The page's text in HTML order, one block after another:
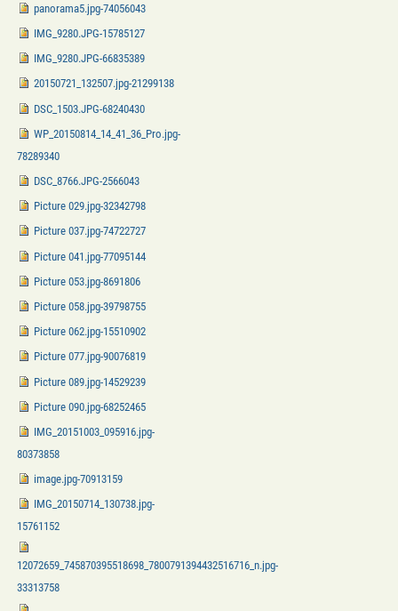
panorama5.jpg-74056043
IMG_9280.JPG-15785127
IMG_9280.JPG-66835389
20150721_132507.jpg-21299138
DSC_1503.JPG-68240430
WP_20150814_14_41_36_Pro.jpg-
78289340
DSC_8766.JPG-2566043
Picture 029.jpg-32342798
Picture 037.jpg-74722727
Picture 041.jpg-77095144
Picture 053.jpg-8691806
Picture 058.jpg-39798755
Picture 062.jpg-15510902
Picture 077.jpg-90076819
Picture 089.jpg-14529239
Picture 090.jpg-68252465
IMG_20151003_095916.jpg-
80373858
image.jpg-70913159
IMG_20150714_130738.jpg-
15761152
12072659_745870395518698_7800791394432516716_n.jpg-
33313758